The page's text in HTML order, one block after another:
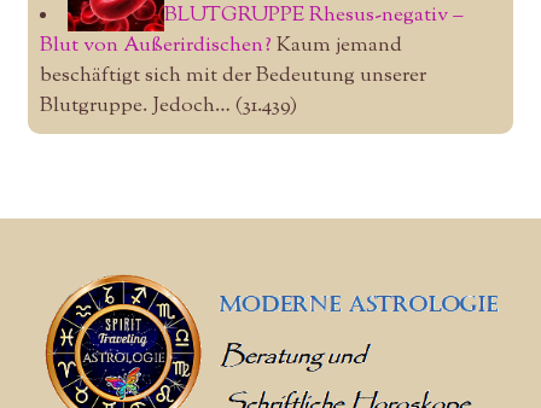
BLUTGRUPPE Rhesus-negativ –
Blut von Außerirdischen? Kaum jemand
beschäftigt sich mit der Bedeutung unserer
Blutgruppe. Jedoch… (31.439)